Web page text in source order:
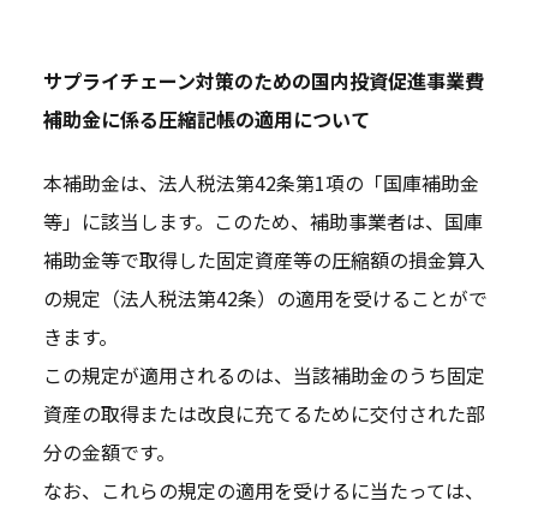
サプライチェーン対策のための国内投資促進事業費
補助金に係る圧縮記帳の適用について
本補助金は、法人税法第42条第1項の「国庫補助金
等」に該当します。このため、補助事業者は、国庫
補助金等で取得した固定資産等の圧縮額の損金算入
の規定（法人税法第42条）の適用を受けることがで
きます。
この規定が適用されるのは、当該補助金のうち固定
資産の取得または改良に充てるために交付された部
分の金額です。
なお、これらの規定の適用を受けるに当たっては、